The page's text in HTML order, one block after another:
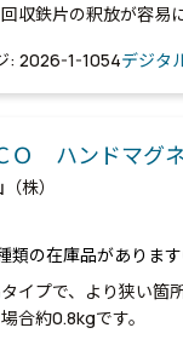
収鉄片の釈放が容易
: 2026-1-1054デジタ
Ｏ ハンドマグ
株）
類の在庫品があります
イプで、より狭い箇
合約0.8kgです。